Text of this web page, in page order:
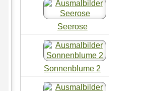
Seerose
Sonnenblume 2